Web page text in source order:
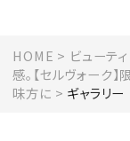
HOME ビューティ
感。【セルヴォーク
味方に
ギャラリー